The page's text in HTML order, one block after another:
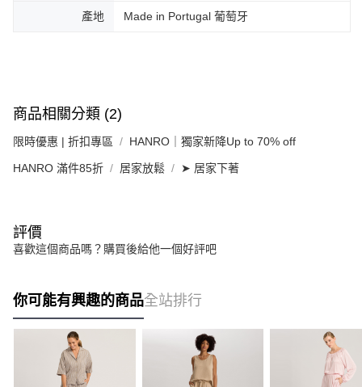
產地 Made in Portugal 葡萄牙
商品相關分類 (2)
限時優惠 | 折扣專區 HANRO｜獨家新降Up to 70% off
HANRO 滿件85折 居家放鬆 ➤ 居家下著
評價
喜歡這個商品嗎？購買後給他一個好評吧
你可能有興趣的商品全站排行